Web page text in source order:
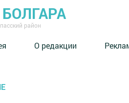
район
О редакции